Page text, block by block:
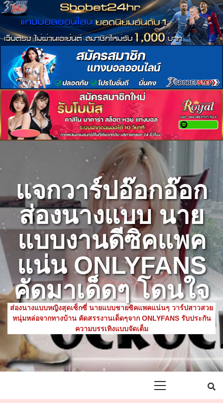
content
แจกวาร์ปอ๊อกอ๊อก
ส่องนางแบบ นาย
แบบงานดีซิคแพค
แน่น ONLYFANS
คัดมาเด็ดๆ โดนใจ
ส่องนางแบบหญิงสุดเซ็กซี่ นายแบบชายซิคแพคแน่นๆ วาร์ปสาวสวย
หนุ่มหล่อจากทางบ้าน คัดสรรงานเด็ดๆจาก ONLYFANS รับประกัน
ความบรรเทิงแบบจัดเต็ม